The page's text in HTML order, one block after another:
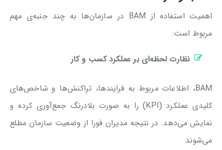
اهمیت استفاده از BAM در سازمان‌ها به چند جنبه‌ی مهم
مربوط است:
نظارت لحظه‌ای بر عملکرد کسب ‌و کار
BAM، اطلاعات مربوط به فرایندها، تراکنش‌ها و شاخص‌های
کلیدی عملکرد (KPI) را به صورت بلادرنگ جمع‌آوری کرده و
نمایش می‌دهد. در نتیجه مدیران فورا از وضعیت سازمان مطلع
می‌شوند.